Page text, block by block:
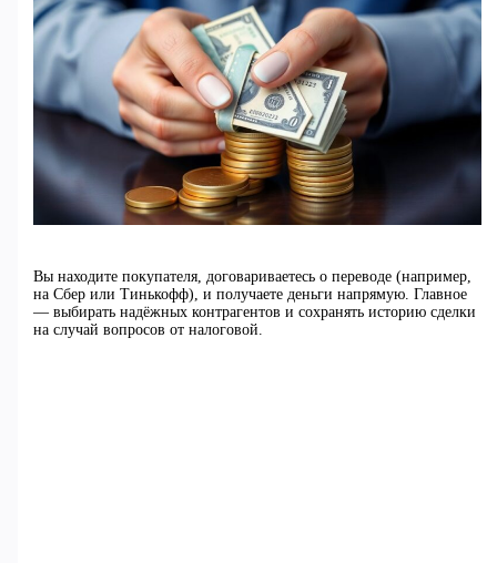
Вы находите покупателя, договариваетесь о переводе (например,
на Сбер или Тинькофф), и получаете деньги напрямую. Главное
— выбирать надёжных контрагентов и сохранять историю сделки
на случай вопросов от налоговой.